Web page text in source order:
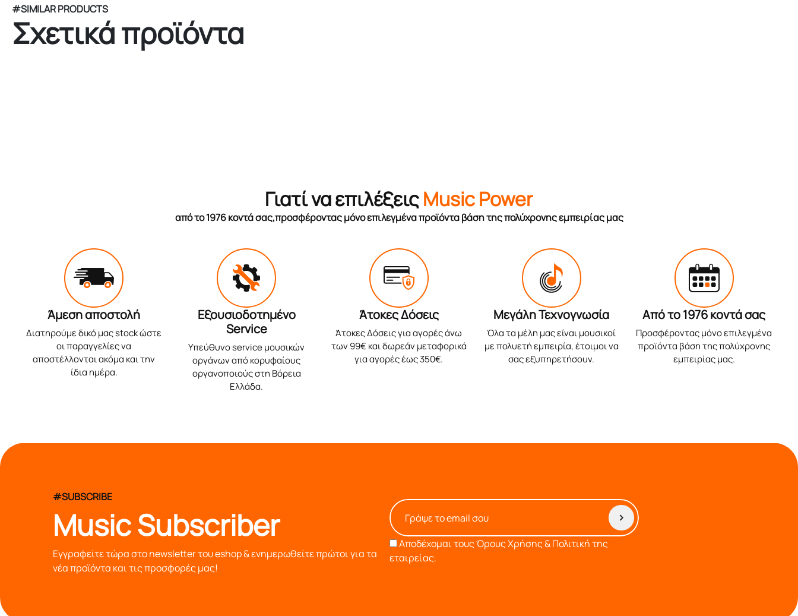
#SIMILAR PRODUCTS
Σχετικά προϊόντα
Γιατί να επιλέξειςMusic Power
από το 1976 κοντά σας,προσφέροντας μόνο επιλεγμένα προϊόντα βάση της πολύχρονης εμπειρίας μας
Άμεση αποστολή
Διατηρούμε δικό μας stock ώστε
οι παραγγελίες να
αποστέλλονται ακόμα και την
ίδια ημέρα.
Εξουσιοδοτημένο
Service
Υπεύθυνο service μουσικών
οργάνων από κορυφαίους
οργανοποιούς στη Βόρεια
Ελλάδα.
Άτοκες Δόσεις
Άτοκες Δόσεις για αγορές άνω
των 99€ και δωρεάν μεταφορικά
για αγορές έως 350€.
Μεγάλη Τεχνογνωσία
Όλα τα μέλη μας είναι μουσικοί
με πολυετή εμπειρία, έτοιμοι να
σας εξυπηρετήσουν.
Από το 1976 κοντά σας
Προσφέροντας μόνο επιλεγμένα
προϊόντα βάση της πολύχρονης
εμπειρίας μας.
#SUBSCRIBE
Music Subscriber
Εγγραφείτε τώρα στο newsletter του eshop & ενημερωθείτε πρώτοι για τα
νέα προϊόντα και τις προσφορές μας!
Αποδέχομαι τουςΌρους Χρήσης & Πολιτική της
εταιρείας.